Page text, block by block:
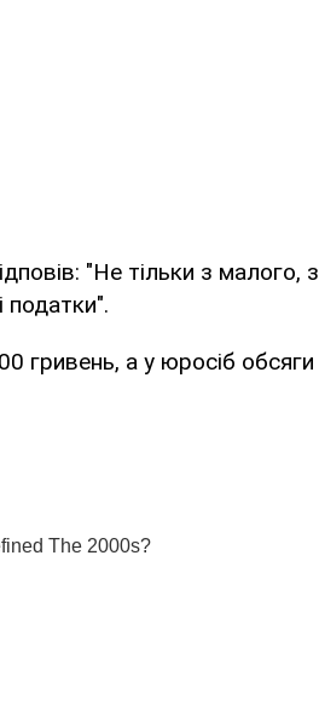
"Не тільки з малого, з
податки".
гривень, а у юросіб обсяги